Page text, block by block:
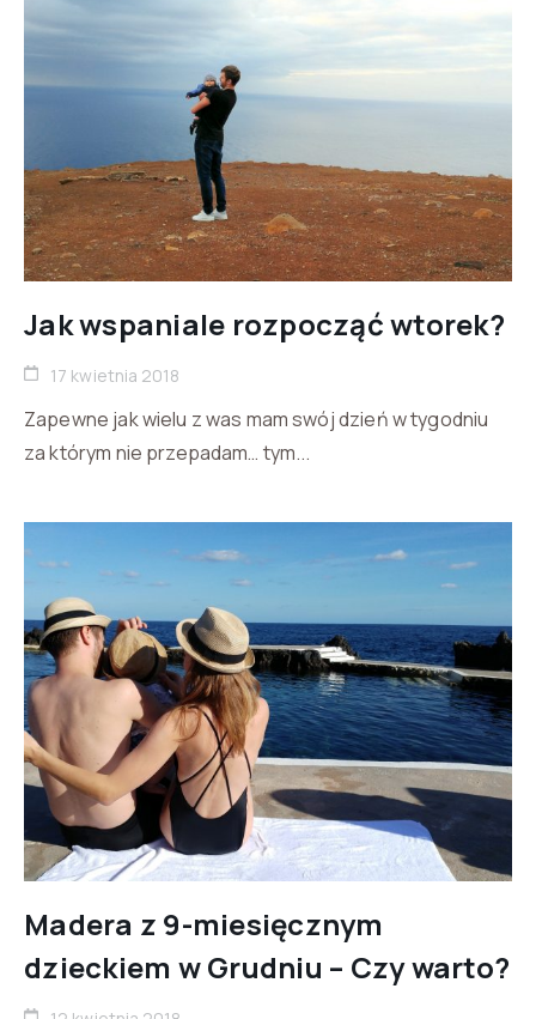
Jak wspaniale rozpocząć wtorek?
17 kwietnia 2018
Zapewne jak wielu z was mam swój dzień w tygodniu
za którym nie przepadam… tym...
Madera z 9-miesięcznym
dzieckiem w Grudniu – Czy warto?